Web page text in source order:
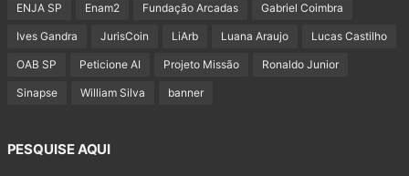
ENJA SP Enam2 Fundação Arcadas Gabriel Coimbra
Ives Gandra JurisCoin LiArb Luana Araujo Lucas Castilho
OAB SP Peticione AI Projeto Missão Ronaldo Junior
Sinapse William Silva banner
PESQUISE AQUI